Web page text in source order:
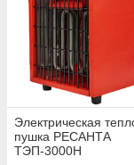
Электрическая
пушка РЕСАНТА
ТЭП-3000Н